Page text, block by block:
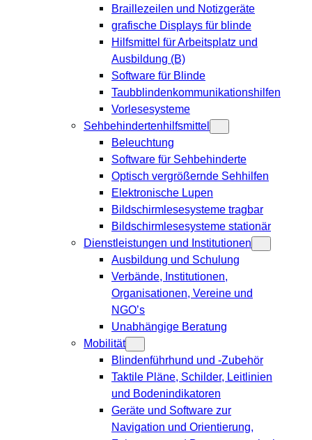
Braillezeilen und Notizgeräte
grafische Displays für blinde
Hilfsmittel für Arbeitsplatz und
Ausbildung (B)
Software für Blinde
Taubblindenkommunikationshilfen
Vorlesesysteme
Sehbehindertenhilfsmittel
Beleuchtung
Software für Sehbehinderte
Optisch vergrößernde Sehhilfen
Elektronische Lupen
Bildschirmlesesysteme tragbar
Bildschirmlesesysteme stationär
Dienstleistungen und Institutionen
Ausbildung und Schulung
Verbände, Institutionen,
Organisationen, Vereine und
NGO’s
Unabhängige Beratung
Mobilität
Blindenführhund und -Zubehör
Taktile Pläne, Schilder, Leitlinien
und Bodenindikatoren
Geräte und Software zur
Navigation und Orientierung,